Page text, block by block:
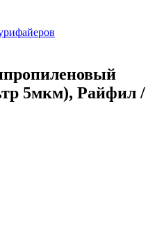
5мкм), Райфил /